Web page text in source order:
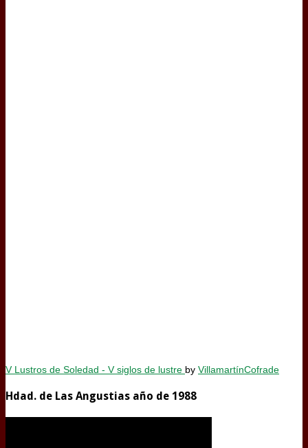
V Lustros de Soledad - V siglos de lustre by VillamartínCofrade
Hdad. de Las Angustias año de 1988